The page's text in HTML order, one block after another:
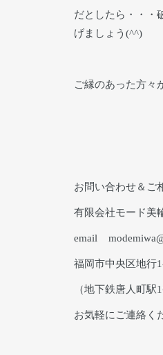
だとしたら・・・
げましょう(^^)
ご縁のあった方々
お問い合わせ＆ご
有限会社モード
email
福岡市中央区地行
（地下鉄唐人町
お気軽にご連絡く